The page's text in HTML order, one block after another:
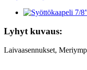
Lyhyt kuvaus:
Laivaasennukset,